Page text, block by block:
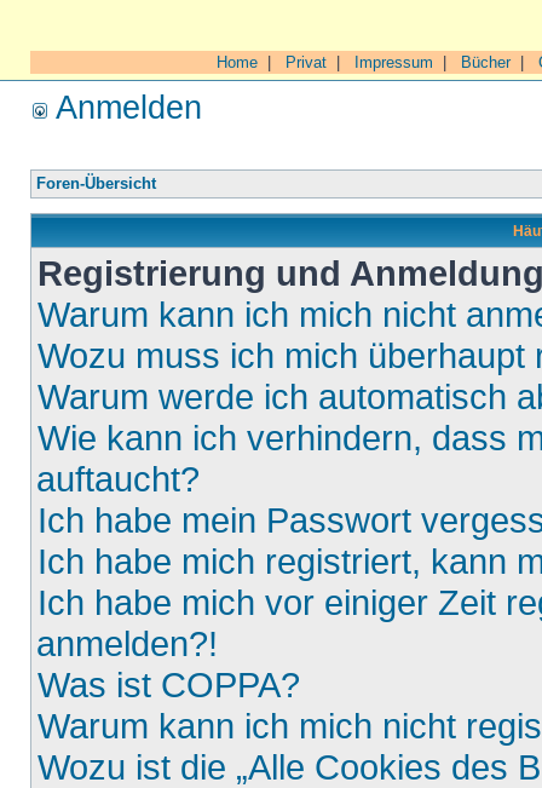
Home Privat Impressum Bücher|
Anmelden
Foren-Übersicht
Registrierung und
Warum kann ich mich nicht
Wozu muss ich mich überhaupt
Warum werde ich automatisch
Wie kann ich verhindern, dass
auftaucht?
Ich habe mein Passwort
Ich habe mich registriert, kann
Ich habe mich vor einiger Zeit
anmelden?!
Was ist COPPA?
Warum kann ich mich nicht
Wozu ist die „Alle Cookies des